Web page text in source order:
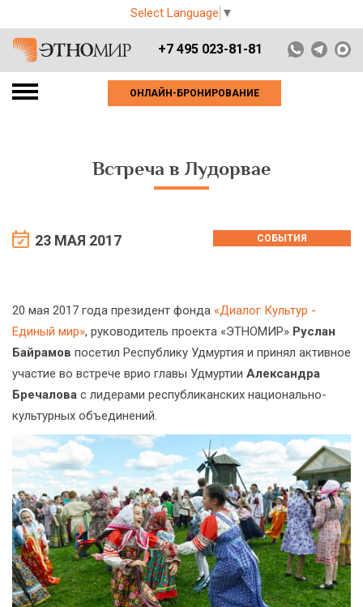
Select Language ▼
+7 495 023-81-81
ОНЛАЙН-БРОНИРОВАНИЕ
Встреча в Лудорвае
23 МАЯ 2017 СОБЫТИЯ
20 мая 2017 года президент фонда «Диалог Культур -
Единый мир», руководитель проекта «ЭТНОМИР» Руслан
Байрамов посетил Республику Удмуртия и принял активное
участие во встрече врио главы Удмуртии Александра
Бречалова с лидерами республиканских национально-
культурных объединений.